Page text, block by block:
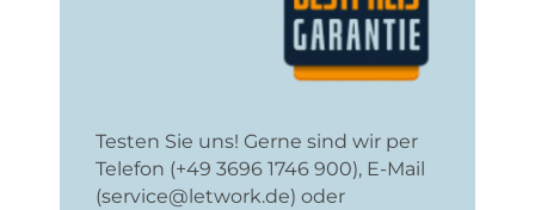
Testen Sie uns! Gerne sind wir per
Telefon (+49 3696 1746 900), E-Mail
(service@letwork.de) oder